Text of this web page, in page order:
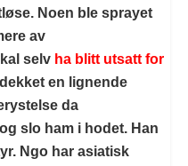
Noen ble sprayet
av
selv ha blitt utsatt for
en lignende
da
slo ham i hodet. Han
Ngo har asiatisk